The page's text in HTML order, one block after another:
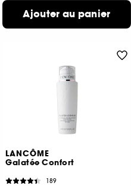
Ajouter au panier
LANCÔME
Galatée Confort
189